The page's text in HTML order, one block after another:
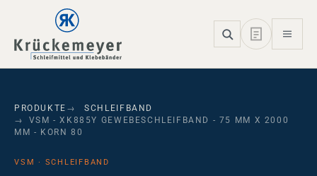
Skip to main navigation
Skip to main content
Skip to page footer
PRODUKTE
SCHLEIFBAND
VSM - XK885Y GEWEBESCHLEIFBAND - 75 MM X 2000
MM - KORN 80
VSM · SCHLEIFBAND